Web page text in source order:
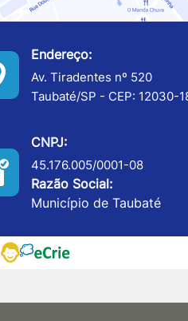
Endereço:
Av. Tiradentes nº 520
Taubaté/SP - CEP: 12030-
CNPJ:
45.176.005/0001-08
Razão Social:
Município de Taubaté